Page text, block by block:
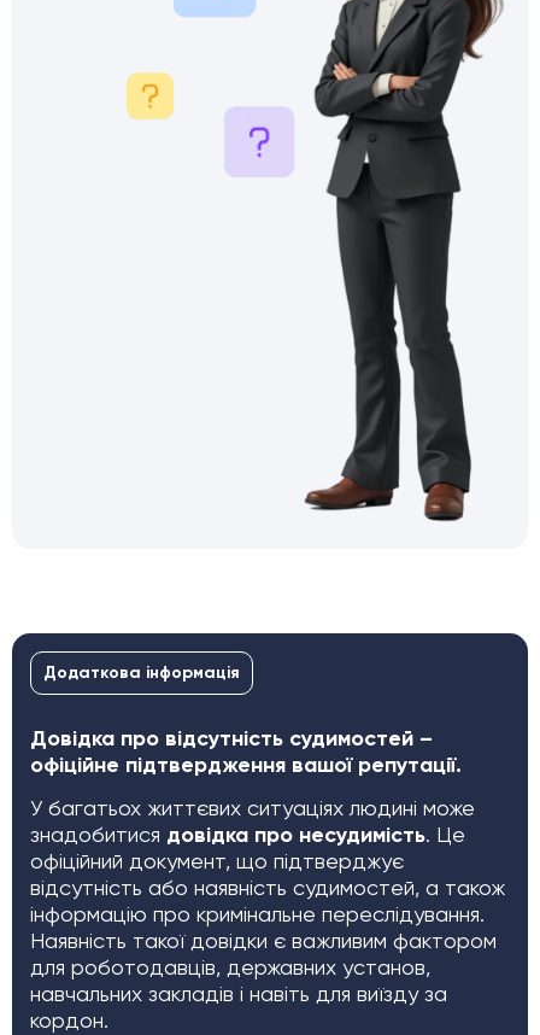
Додаткова інформація
Довідка про відсутність судимостей –
офіційне підтвердження вашої репутації.
У багатьох життєвих ситуаціях людині може
знадобитися довідка про несудимість. Це
офіційний документ, що підтверджує
відсутність або наявність судимостей, а також
інформацію про кримінальне переслідування.
Наявність такої довідки є важливим фактором
для роботодавців, державних установ,
навчальних закладів і навіть для виїзду за
кордон.